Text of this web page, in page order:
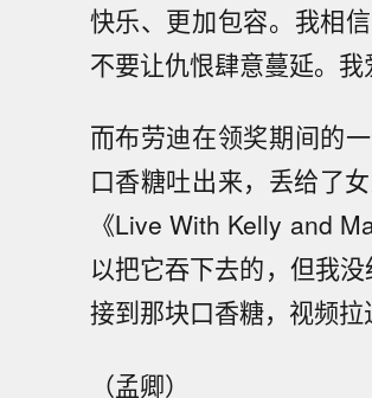
快乐、更加包容。我相
不要让仇恨肆意蔓延。
而布劳迪在领奖期间的
口香糖吐出来，丢给了
《Live With Kelly and
以把它吞下去的，但我
接到那块口香糖，视频拉
（孟卿）